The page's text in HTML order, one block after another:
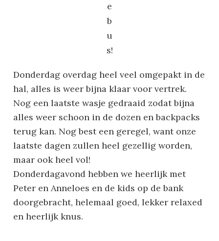
e
b
u
s!
Donderdag overdag heel veel omgepakt in de
hal, alles is weer bijna klaar voor vertrek.
Nog een laatste wasje gedraaid zodat bijna
alles weer schoon in de dozen en backpacks
terug kan. Nog best een geregel, want onze
laatste dagen zullen heel gezellig worden,
maar ook heel vol!
Donderdagavond hebben we heerlijk met
Peter en Anneloes en de kids op de bank
doorgebracht, helemaal goed, lekker relaxed
en heerlijk knus.